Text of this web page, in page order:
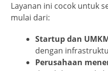
Layanan ini cocok untuk
mulai dari:
Startup dan
dengan
Perusahaan